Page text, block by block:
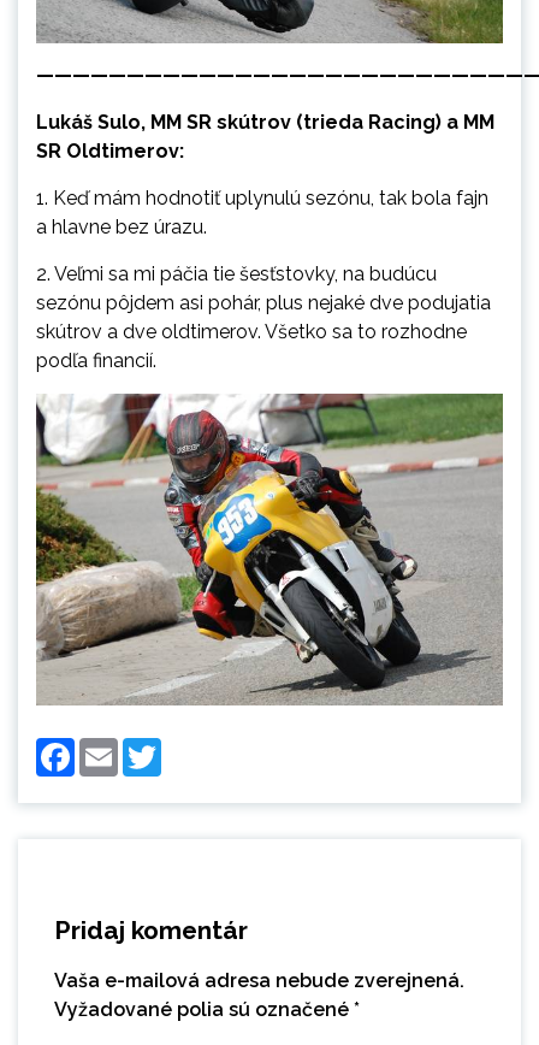
Lukáš Sulo, MM SR skútrov (trieda Racing) a MM
SR Oldtimerov:
1. Keď mám hodnotiť uplynulú sezónu, tak bola fajn
a hlavne bez úrazu.
2. Veľmi sa mi páčia tie šesťstovky, na budúcu
sezónu pôjdem asi pohár, plus nejaké dve podujatia
skútrov a dve oldtimerov. Všetko sa to rozhodne
podľa financií.
Facebook
Email
Pridaj komentár
Vaša e-mailová adresa nebude zverejnená.
Vyžadované polia sú označené *